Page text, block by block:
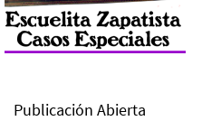
Publicación Abierta